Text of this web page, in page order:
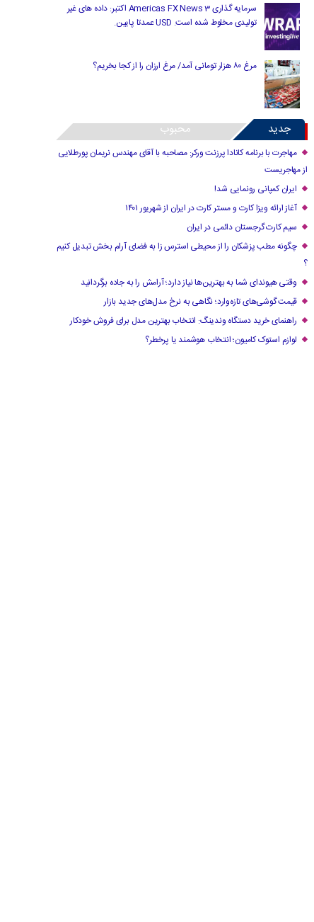
سرمایه گذاری Americas FX News 3 اکتبر: داده های غیر
تولیدی مخلوط شده است. USD عمدتا پایین.
مرغ ۸۰ هزار تومانی آمد/ مرغ ارزان را از کجا بخریم؟
جدید محبوب
مهاجرت با برنامه کانادا پرزنت ورکر: مصاحبه با آقای مهندس نریمان پورطلایی
از مهاجریست
ایران کمپانی رونمایی شد!
آغاز ارائه ویزا کارت و مستر کارت در ایران از شهریور ۱۴۰۱
سیم کارت گرجستان دائمی در ایران
چگونه مطب پزشکان را از محیطی استرس زا به فضای آرام بخش تبدیل کنیم
؟
وقتی هیوندای شما به بهترین‌ها نیاز دارد؛ آرامش را به جاده برگردانید
قیمت گوشی‌های تازه‌وارد؛ نگاهی به نرخ مدل‌های جدید بازار
راهنمای خرید دستگاه وندینگ: انتخاب بهترین مدل برای فروش خودکار
لوازم استوک کامیون؛ انتخاب هوشمند یا پرخطر؟